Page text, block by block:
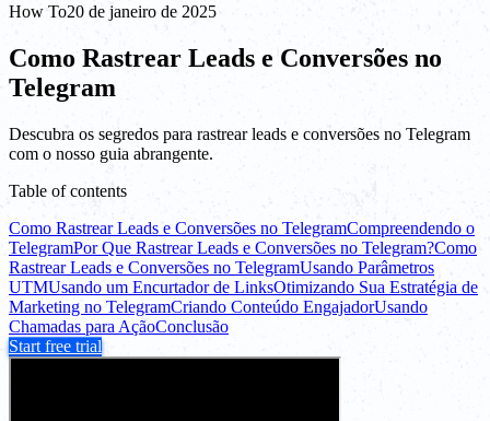
How To20 de janeiro de 2025
Como Rastrear Leads e Conversões no
Telegram
Descubra os segredos para rastrear leads e conversões no Telegram
com o nosso guia abrangente.
Table of contents
Como Rastrear Leads e Conversões no TelegramCompreendendo o
TelegramPor Que Rastrear Leads e Conversões no Telegram?Como
Rastrear Leads e Conversões no TelegramUsando Parâmetros
UTMUsando um Encurtador de LinksOtimizando Sua Estratégia de
Marketing no TelegramCriando Conteúdo EngajadorUsando
Chamadas para AçãoConclusão
Start free trial